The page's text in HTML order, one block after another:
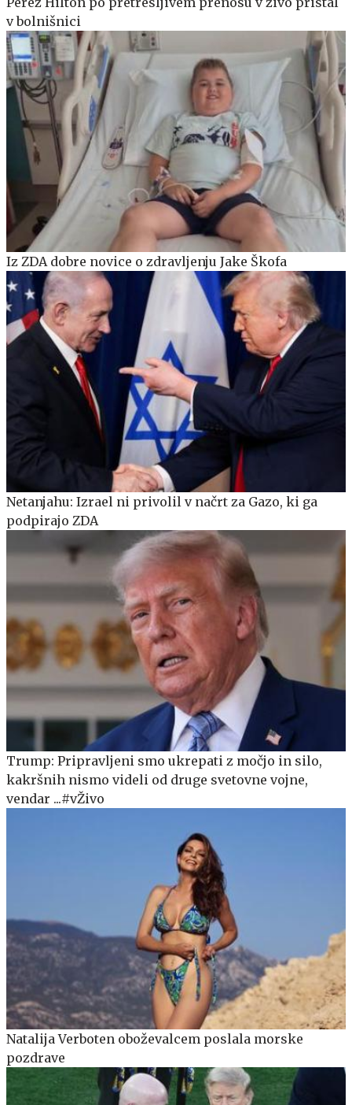
v bolnišnici
Iz ZDA dobre novice o zdravljenju Jake Škofa
Netanjahu: Izrael ni privolil v načrt za Gazo, ki ga
podpirajo ZDA
Trump: Pripravljeni smo ukrepati z močjo in silo,
kakršnih nismo videli od druge svetovne vojne,
vendar ...#vŽivo
Natalija Verboten oboževalcem poslala morske
pozdrave